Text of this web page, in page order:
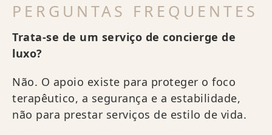
PERGUNTAS FREQUENTES
Trata-se de um serviço de concierge de
luxo?
Não. O apoio existe para proteger o foco
terapêutico, a segurança e a estabilidade,
não para prestar serviços de estilo de vida.